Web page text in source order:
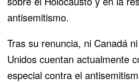
antisemitismo.
Tras su renuncia, ni Canadá ni
Unidos cuentan actualmente
especial contra el